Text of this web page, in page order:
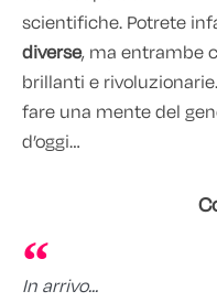
scientifiche. Potrete
diverse, ma entrambe
brillanti e
fare una mente del
d’oggi…
In arrivo...